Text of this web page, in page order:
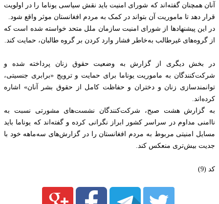
آنان همچنان گفته‌اند که شورای امنیت باید نقش سیاسی یوناما را در اولویت
قرار دهد تا ماموریت آن بتواند در کمک به مردم افغانستان موثر واقع شود.
در این پیشنهادها از شورای امنیت سازمان ملل متحد خواسته شده است که
از گروه‌های غیرطالب به‌خاطر فشار وارد کردن بر گروه طالبان، حمایت کند.
در بخش دیگری از گزارش به وضعیت حقوق زنان پرداخته شده و
شرکت‌کنندگان به ماموریت یوناما برای حمایت و ترویج «برابری جنسیتی،
توانمندسازی زنان و دختران و حفاظت کامل از حقوق بشر آنان» اشاره
کرده‌اند.
به گزارش هشت صبح، شرکت‌کنندگان نشست‌های مشورتی نسبت به
ناامنی مداوم در سراسر کشور ابراز نگرانی کرده و گفته‌اند که یوناما باید
مسایل امنیتی مربوط به مردم افغانستان را در گزارش‌های سه‌ماهه خود با
جدیت بیش‌تری منعکس کند.
کد (9)